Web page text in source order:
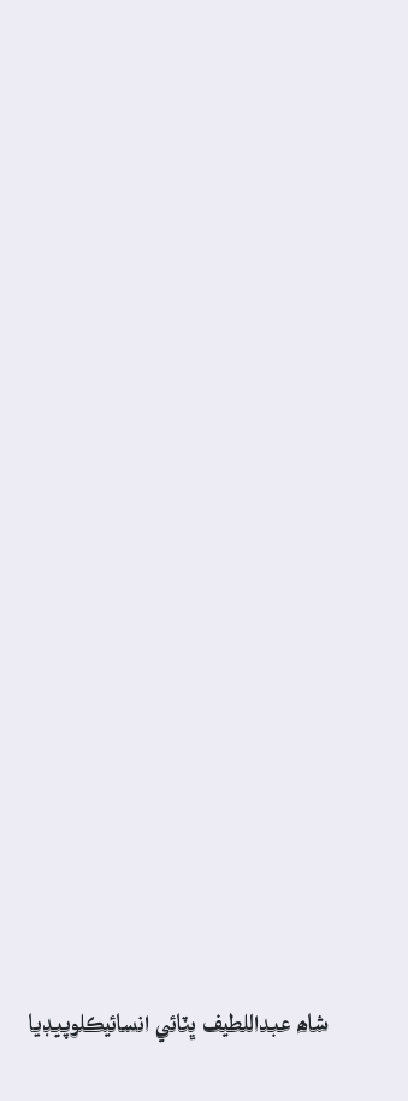
شاھ عبداللطيف ڀٽائي انسائيڪلوپيڊيا